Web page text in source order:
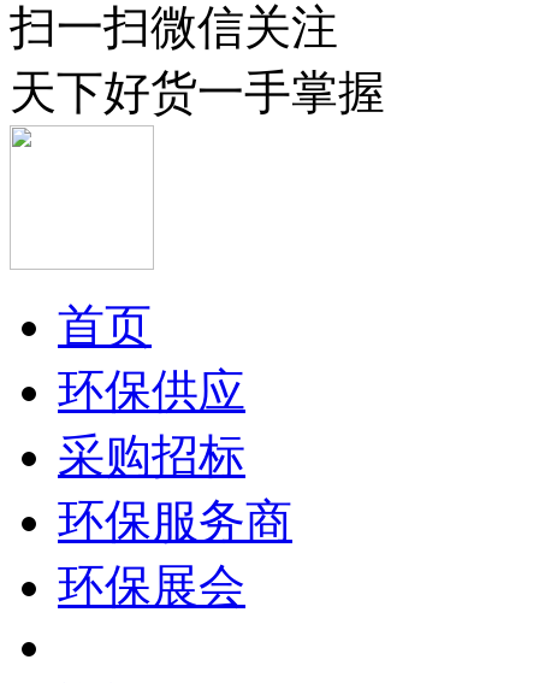
扫一扫微信关注
天下好货一手掌握
首页
环保供应
采购招标
环保服务商
环保展会